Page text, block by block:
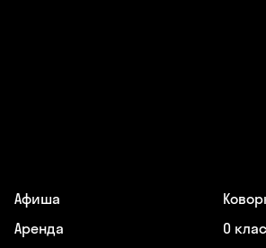
Афиша
Аренда
О